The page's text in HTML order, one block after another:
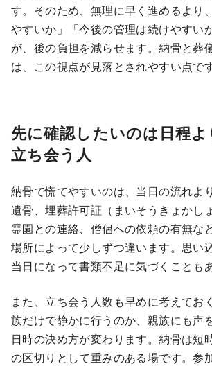
す。そのため、無理に早く進めるより
やすいか」「今後の管理は続けやすい
が、後の負担を減らせます。納骨と葬
は、この視点が見落とされやすい点です
先に確認したいのは日程よ
立ち会う人
納骨で慌てやすいのは、当日の流れよ
遺骨、埋葬許可証（まいそうきょかし
霊園との連絡、僧侶への依頼の有無な
場所によって少しずつ違います。思い
当日になって書類不足に気づくことも
また、立ち会う人数も早めに考えてお
族だけで静かに行うのか、親族にも声
日時の決め方が変わります。納骨は短
の区切りとして重みのある場です。参